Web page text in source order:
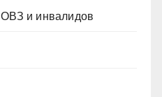
и инвалидов